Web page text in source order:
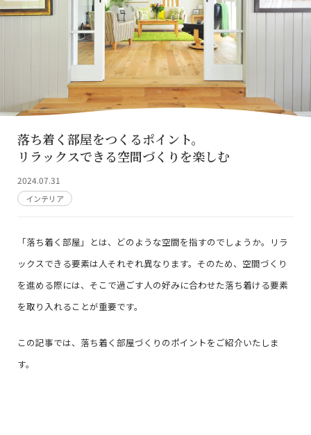
落ち着く部屋をつくるポイント。
リラックスできる空間づくりを楽しむ
2024.07.31
インテリア
「落ち着く部屋」とは、どのような空間を指すのでしょうか。リラ
ックスできる要素は人それぞれ異なります。そのため、空間づくり
を進める際には、そこで過ごす人の好みに合わせた落ち着ける要素
を取り入れることが重要です。
この記事では、落ち着く部屋づくりのポイントをご紹介いたしま
す。